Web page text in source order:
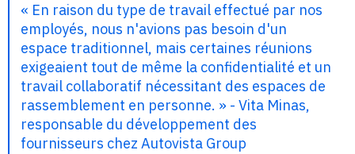
« En raison du type de travail effectué par nos
employés, nous n'avions pas besoin d'un
espace traditionnel, mais certaines réunions
exigeaient tout de même la confidentialité et un
travail collaboratif nécessitant des espaces de
rassemblement en personne. » - Vita Minas,
responsable du développement des
fournisseurs chez Autovista Group